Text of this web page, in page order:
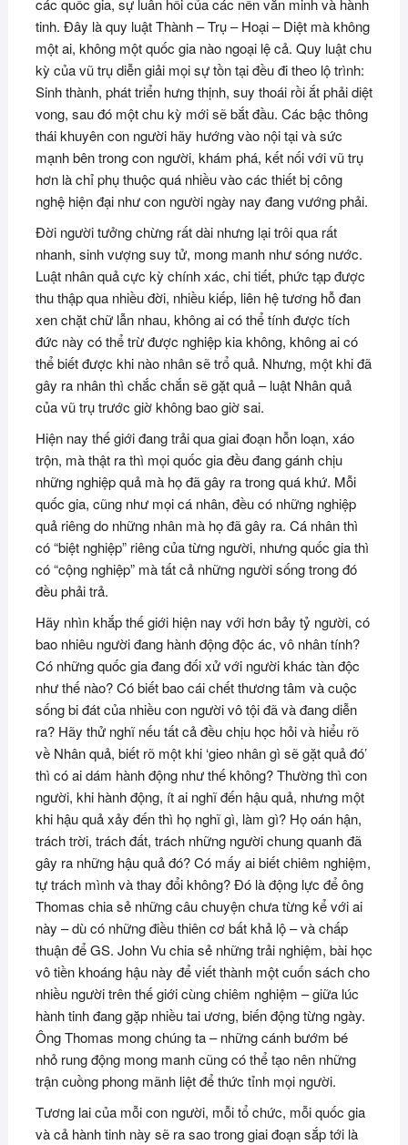
các quốc gia, sự luân hồi của các nền văn minh và hành
tinh. Đây là quy luật Thành – Trụ – Hoại – Diệt mà không
một ai, không một quốc gia nào ngoại lệ cả. Quy luật chu
kỳ của vũ trụ diễn giải mọi sự tồn tại đều đi theo lộ trình:
Sinh thành, phát triển hưng thịnh, suy thoái rồi ắt phải diệt
vong, sau đó một chu kỳ mới sẽ bắt đầu. Các bậc thông
thái khuyên con người hãy hướng vào nội tại và sức
mạnh bên trong con người, khám phá, kết nối với vũ trụ
hơn là chỉ phụ thuộc quá nhiều vào các thiết bị công
nghệ hiện đại như con người ngày nay đang vướng phải.
Đời người tưởng chừng rất dài nhưng lại trôi qua rất
nhanh, sinh vượng suy tử, mong manh như sóng nước.
Luật nhân quả cực kỳ chính xác, chi tiết, phức tạp được
thu thập qua nhiều đời, nhiều kiếp, liên hệ tương hỗ đan
xen chặt chữ lẫn nhau, không ai có thể tính được tích
đức này có thể trừ được nghiệp kia không, không ai có
thể biết được khi nào nhân sẽ trổ quả. Nhưng, một khi đã
gây ra nhân thì chắc chắn sẽ gặt quả – luật Nhân quả
của vũ trụ trước giờ không bao giờ sai.
Hiện nay thế giới đang trải qua giai đoạn hỗn loạn, xáo
trộn, mà thật ra thì mọi quốc gia đều đang gánh chịu
những nghiệp quả mà họ đã gây ra trong quá khứ. Mỗi
quốc gia, cũng như mọi cá nhân, đều có những nghiệp
quả riêng do những nhân mà họ đã gây ra. Cá nhân thì
có “biệt nghiệp” riêng của từng người, nhưng quốc gia thì
có “cộng nghiệp” mà tất cả những người sống trong đó
đều phải trả.
Hãy nhìn khắp thế giới hiện nay với hơn bảy tỷ người, có
bao nhiêu người đang hành động độc ác, vô nhân tính?
Có những quốc gia đang đối xử với người khác tàn độc
như thế nào? Có biết bao cái chết thương tâm và cuộc
sống bi đát của nhiều con người vô tội đã và đang diễn
ra? Hãy thử nghĩ nếu tất cả đều chịu học hỏi và hiểu rõ
về Nhân quả, biết rõ một khi ‘gieo nhân gì sẽ gặt quả đó’
thì có ai dám hành động như thế không? Thường thì con
người, khi hành động, ít ai nghĩ đến hậu quả, nhưng một
khi hậu quả xảy đến thì họ nghĩ gì, làm gì? Họ oán hận,
trách trời, trách đất, trách những người chung quanh đã
gây ra những hậu quả đó? Có mấy ai biết chiêm nghiệm,
tự trách mình và thay đổi không? Đó là động lực để ông
Thomas chia sẻ những câu chuyện chưa từng kể với ai
này – dù có những điều thiên cơ bất khả lộ – và chấp
thuận để GS. John Vu chia sẻ những trải nghiệm, bài học
vô tiền khoáng hậu này để viết thành một cuốn sách cho
nhiều người trên thế giới cùng chiêm nghiệm – giữa lúc
hành tinh đang gặp nhiều tai ương, biến động từng ngày.
Ông Thomas mong chúng ta – những cánh bướm bé
nhỏ rung động mong manh cũng có thể tạo nên những
trận cuồng phong mãnh liệt để thức tỉnh mọi người.
Tương lai của mỗi con người, mỗi tổ chức, mỗi quốc gia
và cả hành tinh này sẽ ra sao trong giai đoạn sắp tới là